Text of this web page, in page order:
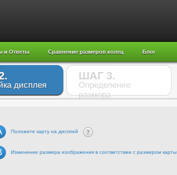
и Ответы Сравнение размеров колец Блог
дисплея
ШАГ 3.
Определение
размера
Положите карту на дисплей
Изменение размера изображения в соответствии с размером карты.